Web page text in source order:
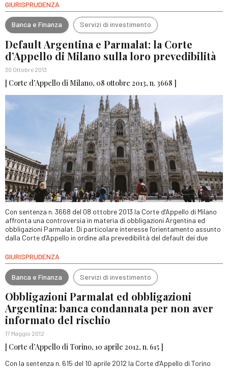
GIURISPRUDENZA
Banca e Finanza Servizi di investimento
Default Argentina e Parmalat: la Corte
d’Appello di Milano sulla loro prevedibilità
30 Ottobre 2013
[ Corte d’Appello di Milano, 08 ottobre 2013, n. 3668 ]
Con sentenza n. 3668 del 08 ottobre 2013 la Corte d’Appello di Milano
affronta una controversia in materia di obbligazioni Argentina ed
obbligazioni Parmalat. Di particolare interesse l’orientamento assunto
dalla Corte d’Appello in ordine alla prevedibilità del default dei due
GIURISPRUDENZA
Banca e Finanza Servizi di investimento
Obbligazioni Parmalat ed obbligazioni
Argentina: banca condannata per non aver
informato del rischio
17 Maggio 2012
[ Corte d’Appello di Torino, 10 aprile 2012, n. 615 ]
Con la sentenza n. 615 del 10 aprile 2012 la Corte d’Appello di Torino